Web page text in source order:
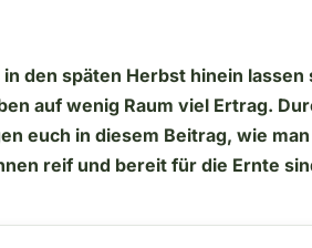
den späten Herbst hinein
auf wenig Raum viel Ertrag.
euch in diesem Beitrag, wie
reif und bereit für die Ernte